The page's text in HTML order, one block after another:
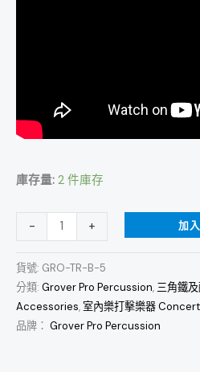
庫存量: 2 件庫存
- + 加
貨號: GRO-TR-B-5
分類: Grover Pro Percussion, 三角鐵
Accessories, 室內樂打擊樂器
品牌： Grover Pro Percussion